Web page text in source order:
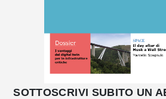
SOTTOSCRIVI SUBITO UN